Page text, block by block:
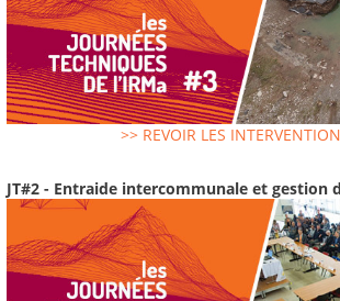
>> REVOIR LES
JT#2 - Entraide intercommunale et gestion